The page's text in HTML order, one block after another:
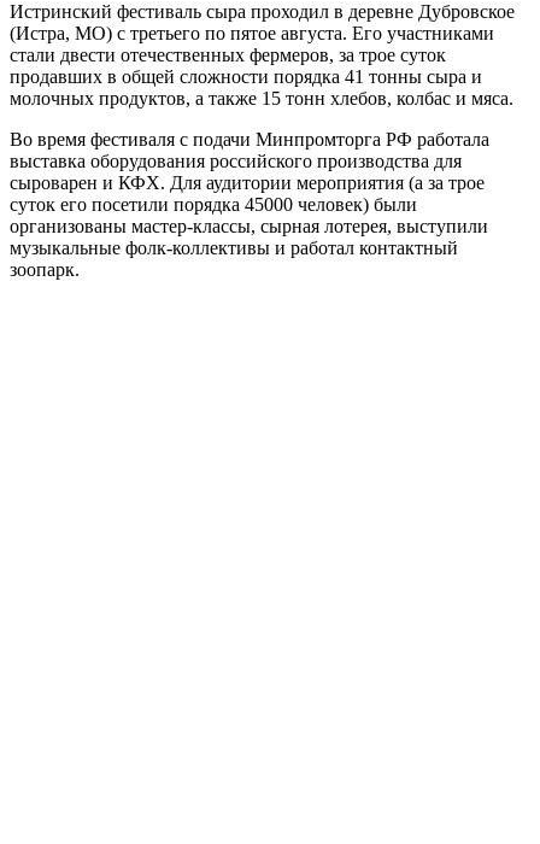
Истринский фестиваль сыра проходил в деревне Дубровское
(Истра, МО) с третьего по пятое августа. Его участниками
стали двести отечественных фермеров, за трое суток
продавших в общей сложности порядка 41 тонны сыра и
молочных продуктов, а также 15 тонн хлебов, колбас и мяса.
Во время фестиваля с подачи Минпромторга РФ работала
выставка оборудования российского производства для
сыроварен и КФХ. Для аудитории мероприятия (а за трое
суток его посетили порядка 45000 человек) были
организованы мастер-классы, сырная лотерея, выступили
музыкальные фолк-коллективы и работал контактный
зоопарк.